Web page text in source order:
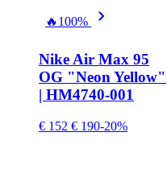
🔥 100%
Nike Air Max 95
OG "Neon Yellow"
| HM4740-001
€ 152 € 190-20%